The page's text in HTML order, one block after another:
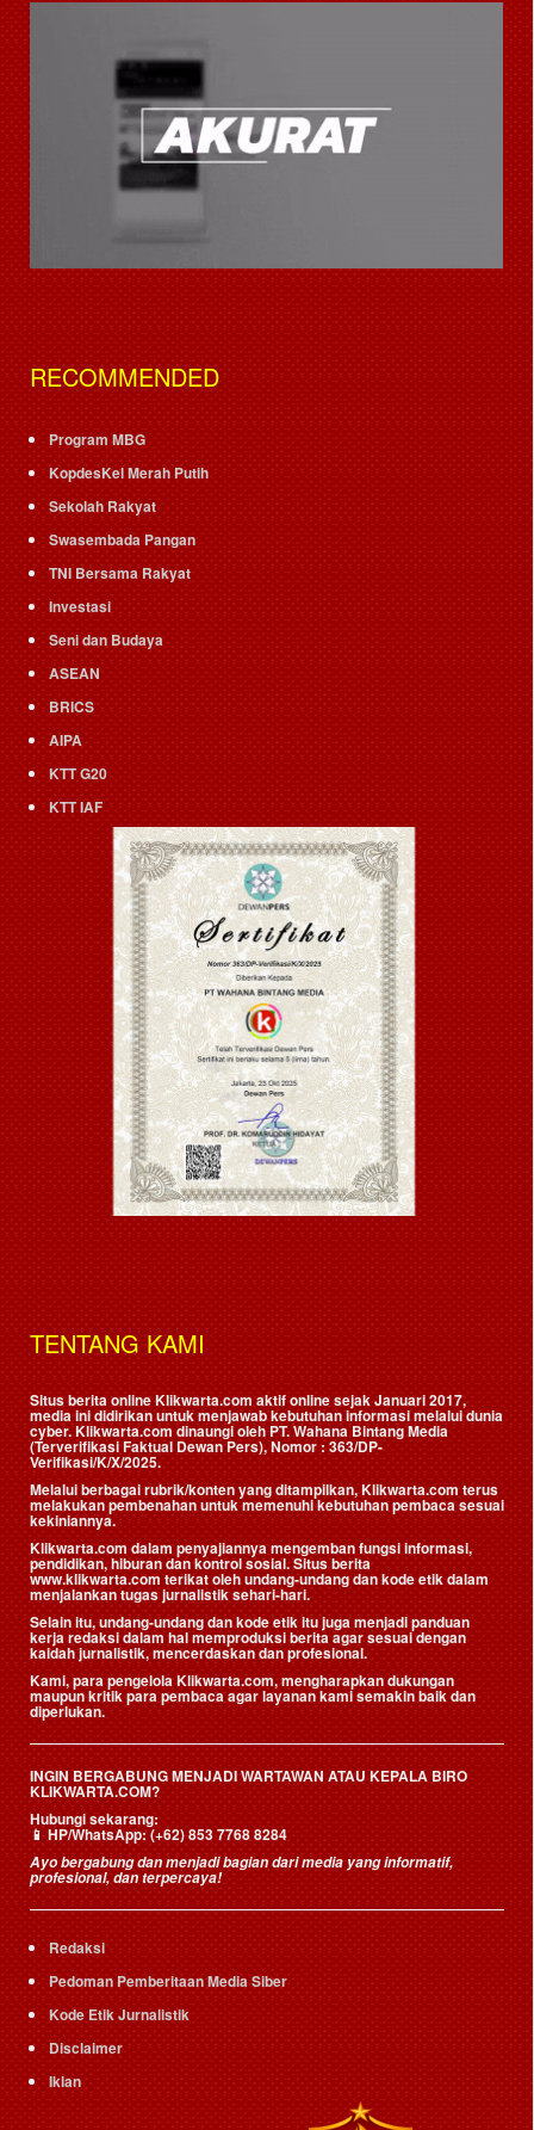
RECOMMENDED
Program MBG
KopdesKel Merah Putih
Sekolah Rakyat
Swasembada Pangan
TNI Bersama Rakyat
Investasi
Seni dan Budaya
ASEAN
BRICS
AIPA
KTT G20
KTT IAF
TENTANG KAMI
Situs berita online Klikwarta.com aktif online sejak Januari 2017,
media ini didirikan untuk menjawab kebutuhan informasi melalui dunia
cyber. Klikwarta.com dinaungi oleh PT. Wahana Bintang Media
(Terverifikasi Faktual Dewan Pers), Nomor : 363/DP-
Verifikasi/K/X/2025.
Melalui berbagai rubrik/konten yang ditampilkan, Klikwarta.com terus
melakukan pembenahan untuk memenuhi kebutuhan pembaca sesuai
kekiniannya.
Klikwarta.com dalam penyajiannya mengemban fungsi informasi,
pendidikan, hiburan dan kontrol sosial. Situs berita
www.klikwarta.com terikat oleh undang-undang dan kode etik dalam
menjalankan tugas jurnalistik sehari-hari.
Selain itu, undang-undang dan kode etik itu juga menjadi panduan
kerja redaksi dalam hal memproduksi berita agar sesuai dengan
kaidah jurnalistik, mencerdaskan dan profesional.
Kami, para pengelola Klikwarta.com, mengharapkan dukungan
maupun kritik para pembaca agar layanan kami semakin baik dan
diperlukan.
INGIN BERGABUNG MENJADI WARTAWAN ATAU KEPALA BIRO
KLIKWARTA.COM?
Hubungi sekarang:
📱HP/WhatsApp:(+62) 853 7768 8284
Ayo bergabung dan menjadi bagian dari media yang informatif,
profesional, dan terpercaya!
Redaksi
Pedoman Pemberitaan Media Siber
Kode Etik Jurnalistik
Disclaimer
Iklan